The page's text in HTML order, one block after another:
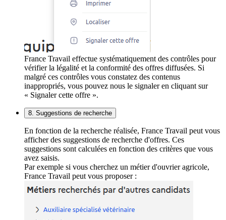
France Travail effectue systématiquement des contrôles pour
vérifier la légalité et la conformité des offres diffusées. Si
malgré ces contrôles vous constatez des contenus
inappropriés, vous pouvez nous le signaler en cliquant sur
« Signaler cette offre ».
8. Suggestions de recherche
En fonction de la recherche réalisée, France Travail peut vous
afficher des suggestions de recherche d'offres. Ces
suggestions sont calculées en fonction des critères que vous
avez saisis.
Par exemple si vous cherchez un métier d'ouvrier agricole,
France Travail peut vous proposer :